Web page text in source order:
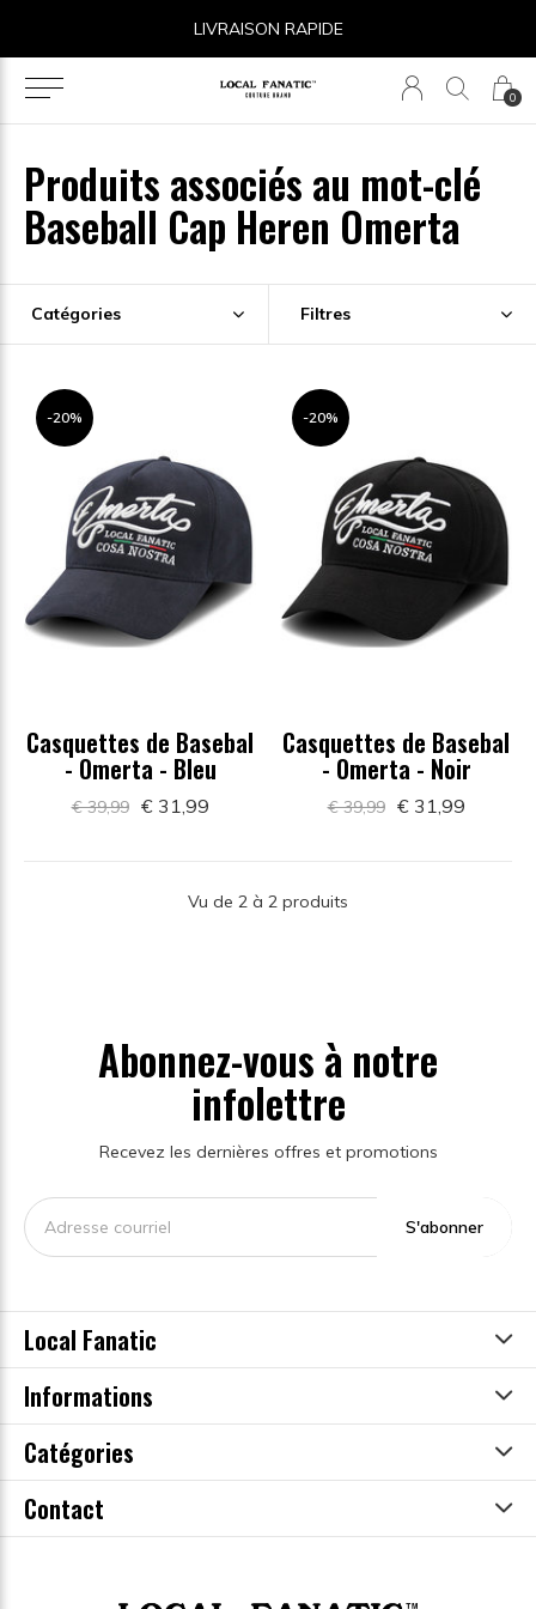
0
LIVRAISON RAPIDE
Produits associés au mot-clé
Baseball Cap Heren Omerta
Catégories Filtres
-20%
Casquettes de Basebal
- Omerta - Bleu
€ 39,99 € 31,99
-20%
Casquettes de Basebal
- Omerta - Noir
€ 39,99 € 31,99
Vu de 2 à 2 produits
Abonnez-vous à notre
infolettre
Recevez les dernières offres et promotions
S'abonner
Local Fanatic
Informations
Catégories
Contact